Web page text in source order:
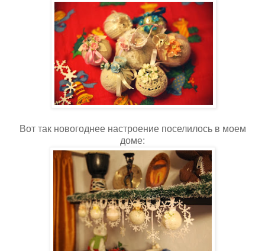
Вот так новогоднее настроение поселилось в моем
доме: